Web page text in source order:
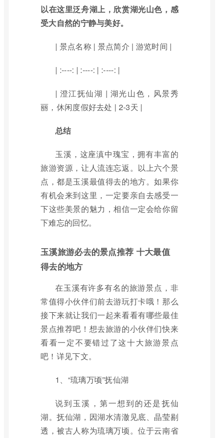
以在这里泛舟湖上，欣赏湖光山色，感
受大自然的宁静与美好。
| 景点名称 | 景点简介 | 游览时间 |
| :----: | :----: | :----: |
| 澄江抚仙湖 | 湖光山色，风景秀
丽，休闲度假好去处 | 2-3天 |
总结
玉溪，这座滇中瑰宝，拥有丰富的
旅游资源，让人流连忘返。以上六个景
点，都是玉溪最值得去的地方。如果你
有机会来到这里，一定要亲自去感受一
下这些美景的魅力，相信一定会给你留
下难忘的回忆。
玉溪旅游必去的景点推荐 十大最值
得去的地方
在玉溪有许多有名的旅游景点，非
常值得小伙伴们前去游玩打卡哦！那么
接下来就让我们一起来看看有哪些最佳
景点推荐吧！想去旅游的小伙伴们快来
看看一定不要错过了这十大旅游景点
吧！详见下文。
1、“琉璃万顷”抚仙湖
说到玉溪，第一想到的还是抚仙
湖。抚仙湖，因湖水清澈见底、晶莹剔
透，被古人称为琉璃万顷。位于云南省